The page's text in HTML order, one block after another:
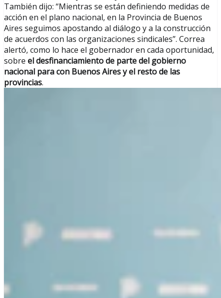
También dijo: “Mientras se están definiendo medidas de
acción en el plano nacional, en la Provincia de Buenos
Aires seguimos apostando al diálogo y a la construcción
de acuerdos con las organizaciones sindicales”. Correa
alertó, como lo hace el gobernador en cada oportunidad,
sobre el desfinanciamiento de parte del gobierno
nacional para con Buenos Aires y el resto de las
provincias.